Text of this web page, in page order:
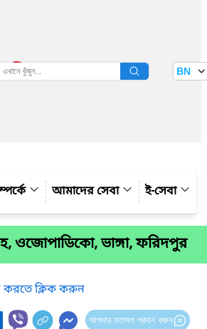
তথ্য বাতায়ন BN
আমাদের সেবা ই-সেবা
ওজোপাডিকো, ভাঙ্গা, ফরিদপুর
করতে ক্লিক করুন
আপনার মতামত প্রদান করুন